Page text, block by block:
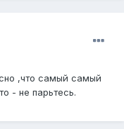
,что самый самый
- не парьтесь.